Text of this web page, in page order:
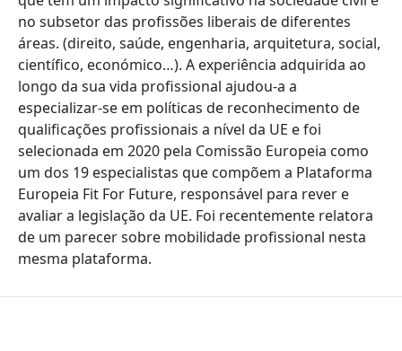
no subsetor das profissões liberais de diferentes
áreas. (direito, saúde, engenharia, arquitetura, social,
científico, económico…). A experiência adquirida ao
longo da sua vida profissional ajudou-a a
especializar-se em políticas de reconhecimento de
qualificações profissionais a nível da UE e foi
selecionada em 2020 pela Comissão Europeia como
um dos 19 especialistas que compõem a Plataforma
Europeia Fit For Future, responsável para rever e
avaliar a legislação da UE. Foi recentemente relatora
de um parecer sobre mobilidade profissional nesta
mesma plataforma.